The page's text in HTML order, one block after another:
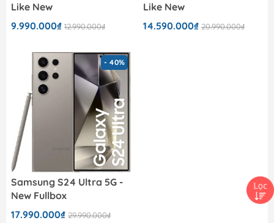
Like New
9.990.000₫ 12.990.000₫
Like New
14.590.000₫ 20.990.000₫
- 40%
Samsung S24 Ultra 5G -
New Fullbox
17.990.000₫ 29.990.000₫